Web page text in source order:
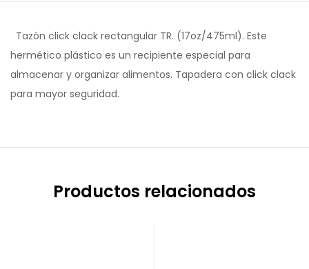
Tazón click clack rectangular TR. (17oz/475ml). Este
hermético plástico es un recipiente especial para
almacenar y organizar alimentos. Tapadera con click clack
para mayor seguridad.
Productos relacionados